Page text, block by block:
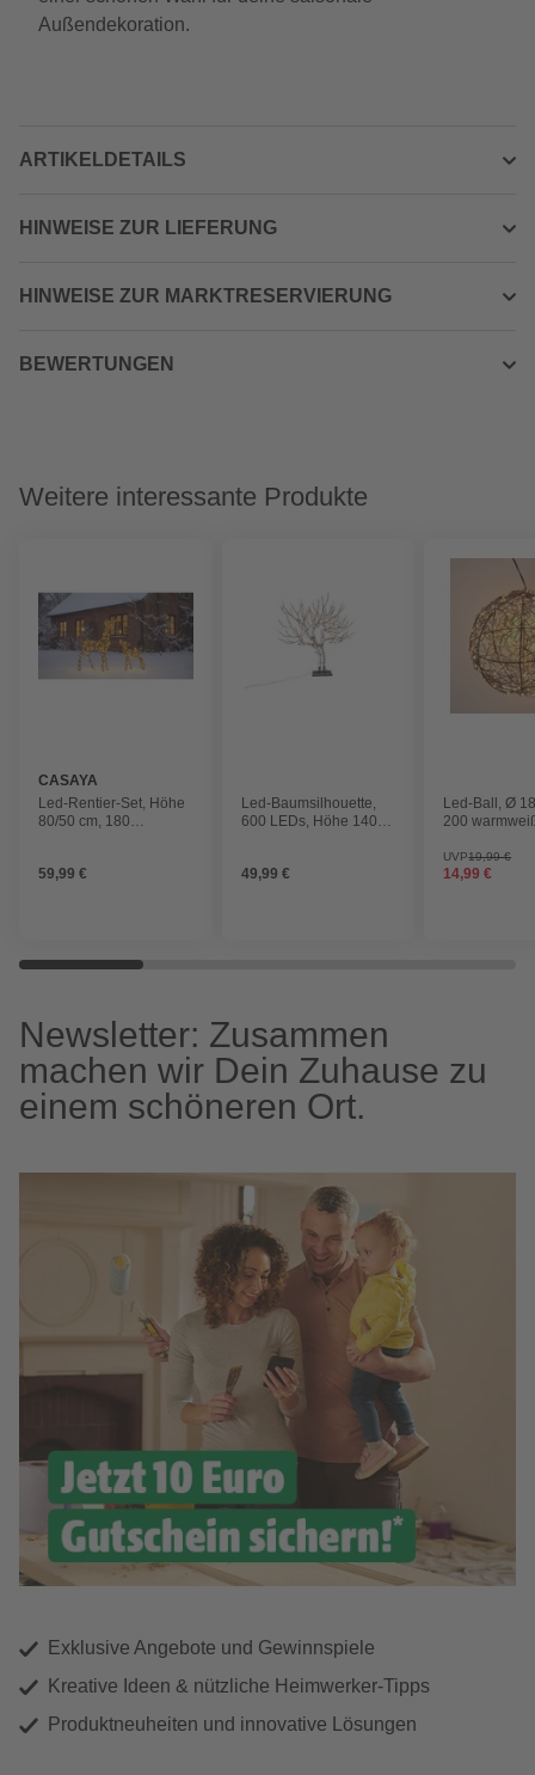
Außendekoration.
ARTIKELDETAILS
HINWEISE ZUR LIEFERUNG
HINWEISE ZUR MARKTRESERVIERUNG
BEWERTUNGEN
Weitere interessante Produkte
CASAYA
Led-Rentier-Set, Höhe
80/50 cm, 180
59,99 €
Led-Baumsilhouette,
600 LEDs, Höhe 140
Befestigungsmaterial
49,99 €
Led-Ball, Ø
200
Blinkfunktion
UVP19,99 €
14,99 €
Newsletter: Zusammen
machen wir Dein Zuhause zu
einem schöneren Ort.
Exklusive Angebote und Gewinnspiele
Kreative Ideen & nützliche Heimwerker-Tipps
Produktneuheiten und innovative Lösungen